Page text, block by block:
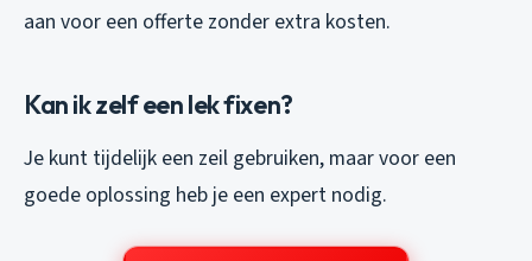
aan voor een offerte zonder extra kosten.
Kan ik zelf een lek fixen?
Je kunt tijdelijk een zeil gebruiken, maar voor een
goede oplossing heb je een expert nodig.